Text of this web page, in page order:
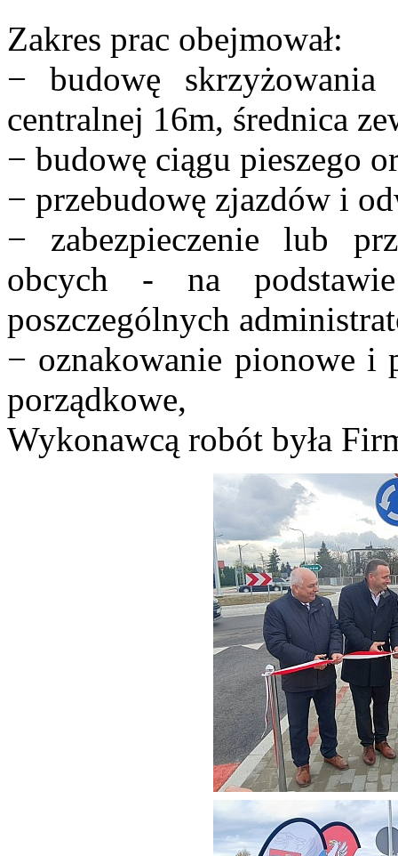
Zakres prac obejmował:
− budowę
centralnej 16m, średnica
− budowę ciągu pieszego
− przebudowę zjazdów i
− zabezpieczenie lub
obcych - na
poszczególnych
− oznakowanie pionowe i
porządkowe,
Wykonawcą robót była